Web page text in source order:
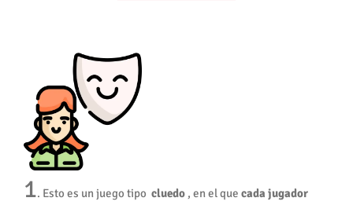
1. Esto es un juego tipo cluedo , en el que cada jugador